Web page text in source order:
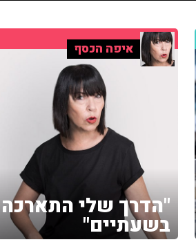
איפה הכסף
"הדרך שלי התארכה
בשעתיים"